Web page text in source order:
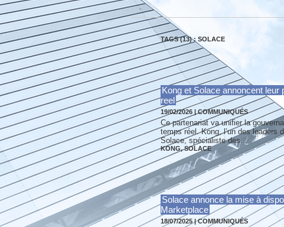
TAGS (13) : SOLACE
Kong et Solace annoncent leur
reel
19/02/2026 |COMMUNIQUÉS
Ce partenariat va unifier la
temps réel. Kong, l’un des leaders
Solace, spécialiste des...
KONG,SOLACE
Solace annonce la mise à
Marketplace
18/07/2025|COMMUNIQUÉS